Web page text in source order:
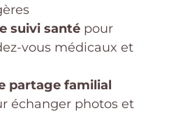
suivi santé pour
vous médicaux et
partage familial
échanger photos et